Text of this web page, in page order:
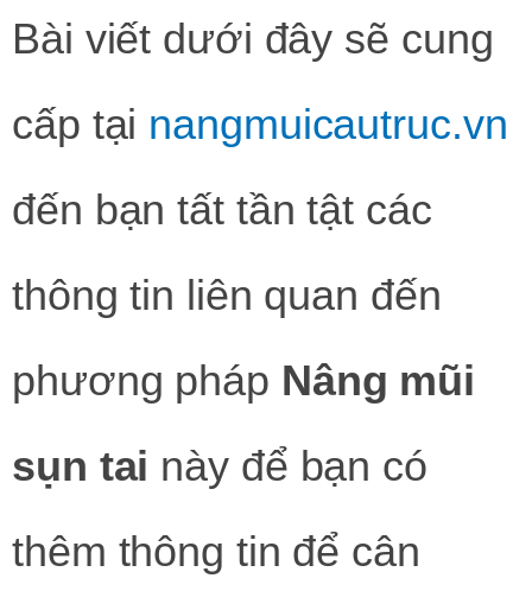
Bài viết dưới đây sẽ cung
cấp tại nangmuicautruc.vn
đến bạn tất tần tật các
thông tin liên quan đến
phương pháp Nâng mũi
sụn tai này để bạn có
thêm thông tin để cân